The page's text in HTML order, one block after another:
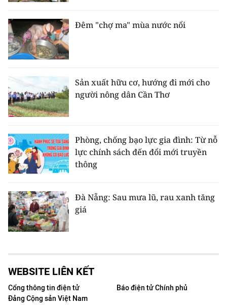
Đêm "chợ ma" mùa nước nổi
Sản xuất hữu cơ, hướng đi mới cho
người nông dân Cần Thơ
Phòng, chống bạo lực gia đình: Từ nỗ
lực chính sách đến đổi mới truyền
thông
Đà Nẵng: Sau mưa lũ, rau xanh tăng
giá
WEBSITE LIÊN KẾT
Cổng thông tin điện tử
Đảng Cộng sản Việt Nam
Báo điện tử Chính phủ